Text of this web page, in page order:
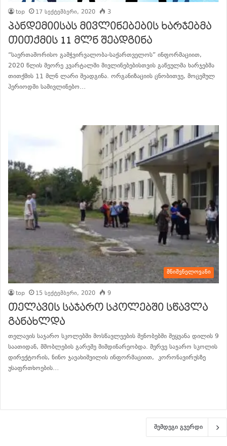
top 17 სექტემბერი, 2020 3
პანდემიისას მივლინებების ხარჯებმა
თითქმის 11 მლნ შეადგინა
“საერთაშორისო გამჭვირვალობა-საქართველოს” ინფორმაციით,
2020 წლის მეორე კვარტალში მივლინებებისთვის გაწეულმა ხარჯებმა
თითქმის 11 მლნ ლარი შეადგინა. ორგანიზაციის ცნობითვე, მოცემულ
პერიოდში სამივლინებო…
მნიშვნელოვანი
top 15 სექტემბერი, 2020 9
თელავის საჯარო სკოლებში სწავლა
განახლდა
თელავის საჯარო სკოლებში მოსწავლეების შენობებში შეყვანა დილის 9
საათიდან, მშობლების გარეშე მიმდინარეობდა. მერვე საჯარო სკოლის
დირექტორის, ნინო ჯავახიშვილის ინფორმაციით, კორონავირუსზე
უსაფრთხოების…
შემდეგი გვერდი